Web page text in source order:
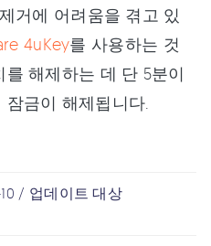
거에 어려움을 겪고 있
4uKey를 사용하는 것
해제하는 데 단 5분이
금이 해제됩니다.
/ 업데이트 대상